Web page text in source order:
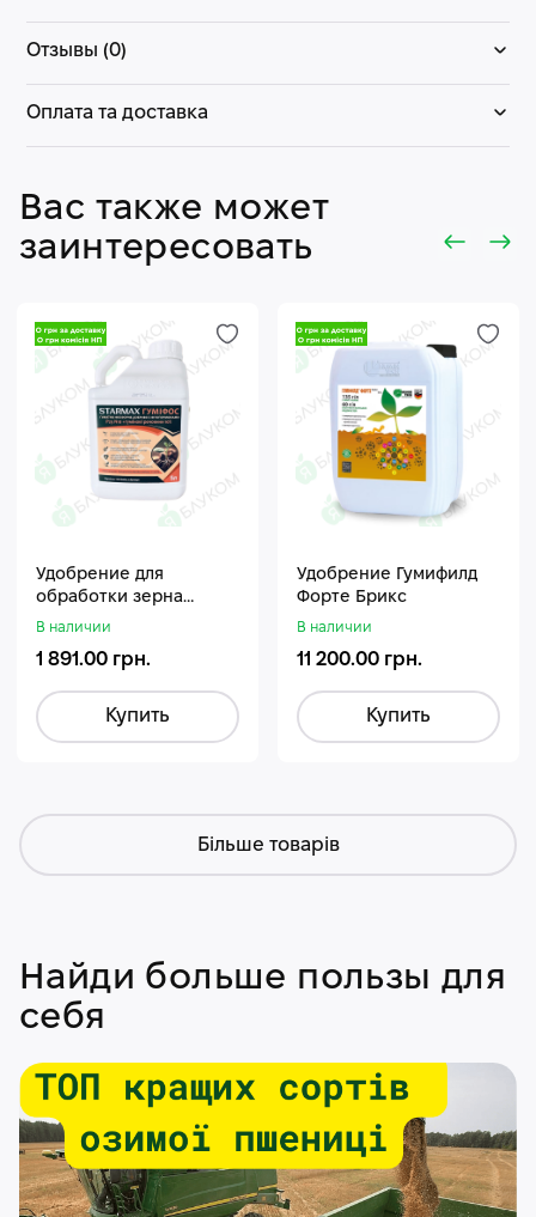
Отзывы (0)
Оплата та доставка
Вас также может
заинтересовать
Удобрение для
обработки зерна
Стармакс Гумифос
В наличии
1 891.00 грн.
Купить
Удобрение Гумифилд
Форте Брикс
В наличии
11 200.00 грн.
Купить
Більше товарів
Найди больше пользы для
себя